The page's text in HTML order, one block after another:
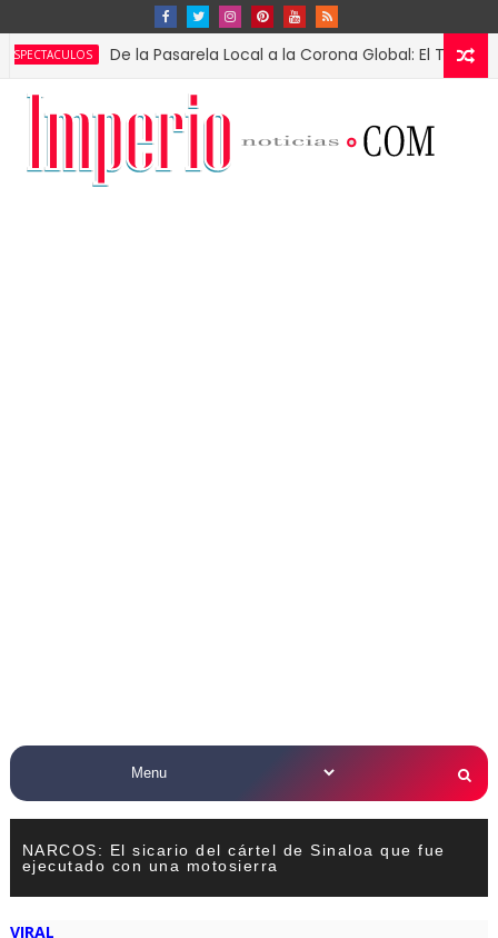
De la Pasarela Local a la Corona Global: El Triunfo de
NARCOS: El sicario del cártel de Sinaloa que fue
ejecutado con una motosierra
VIRAL